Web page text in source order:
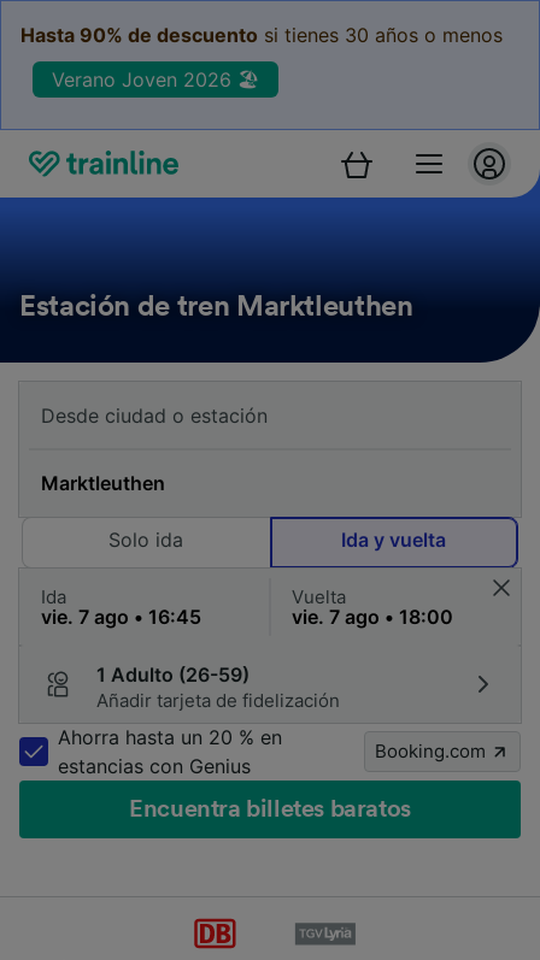
Hasta 90% de descuento si tienes 30 años o menos
Verano Joven 2026 🏖️
Estación de tren Marktleuthen
Solo ida Ida y vuelta
Ida Vuelta
1 Adulto (26-59)
Añadir tarjeta de fidelización
Ahorra hasta un 20 % en
estancias con Genius
Booking.com
Encuentra billetes baratos